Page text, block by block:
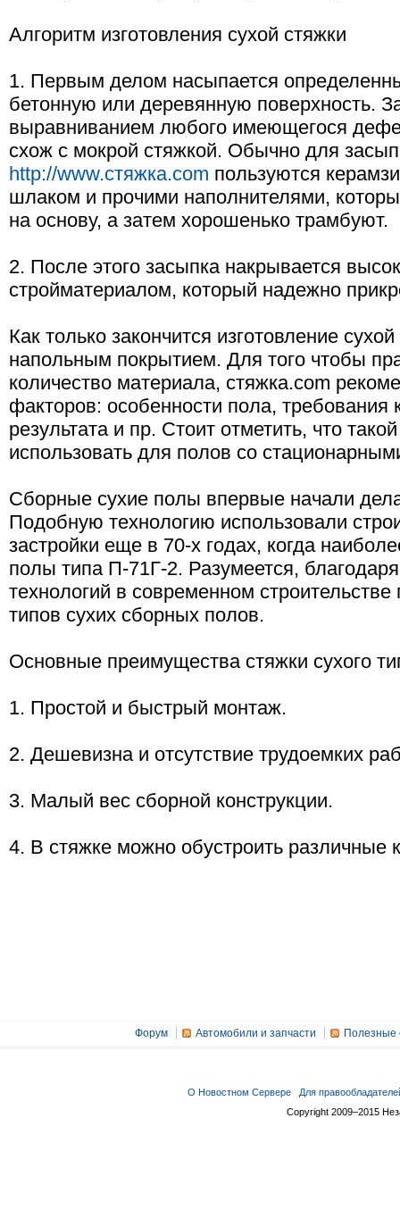
Алгоритм изготовления сухой стяжки
1. Первым делом насыпается
бетонную или деревянную поверхность.
выравниванием любого имеющегося
схож с мокрой стяжкой. Обычно для
http://www.стяжка.com пользуются
шлаком и прочими наполнителями,
на основу, а затем хорошенько трамбуют.
2. После этого засыпка накрывается
стройматериалом, который надежно
Как только закончится изготовление
напольным покрытием. Для того чтобы
количество материала, стяжка.com
факторов: особенности пола, требования
результата и пр. Стоит отметить, что
использовать для полов со
Сборные сухие полы впервые начали
Подобную технологию использовали
застройки еще в 70-х годах, когда
полы типа П-71Г-2. Разумеется,
технологий в современном
типов сухих сборных полов.
Основные преимущества стяжки сухого
1. Простой и быстрый монтаж.
2. Дешевизна и отсутствие трудоемких
3. Малый вес сборной конструкции.
4. В стяжке можно обустроить различные
Форум Автомобили и запчасти Полезные
О Новостном Сервере
Для
Copyright 2009–2015